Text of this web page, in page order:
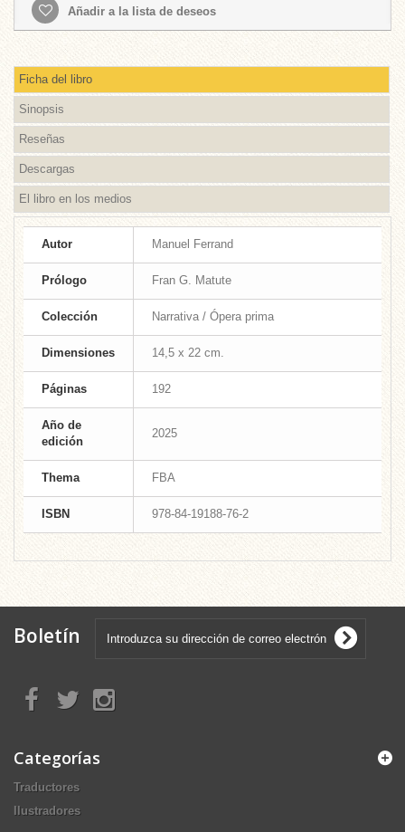
Añadir a la lista de deseos
Ficha del libro
Sinopsis
Reseñas
Descargas
El libro en los medios
Autor Manuel Ferrand
Prólogo Fran G. Matute
Colección Narrativa / Ópera prima
Dimensiones 14,5 x 22 cm.
Páginas 192
Año de
edición
2025
Thema FBA
ISBN 978-84-19188-76-2
Boletín
Categorías
Traductores
Ilustradores